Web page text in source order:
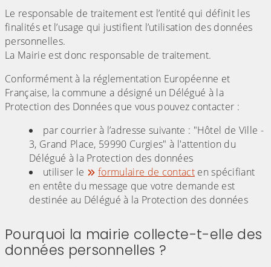
Le responsable de traitement est l’entité qui définit les
finalités et l’usage qui justifient l’utilisation des données
personnelles.
La Mairie est donc responsable de traitement.
Conformément à la réglementation Européenne et
Française, la commune a désigné un Délégué à la
Protection des Données que vous pouvez contacter :
par courrier à l’adresse suivante : "Hôtel de Ville -
3, Grand Place, 59990 Curgies" à l'attention du
Délégué à la Protection des données
utiliser le
formulaire de contacten spécifiant
en entête du message que votre demande est
destinée au Délégué à la Protection des données
Pourquoi la mairie collecte-t-elle des
données personnelles ?